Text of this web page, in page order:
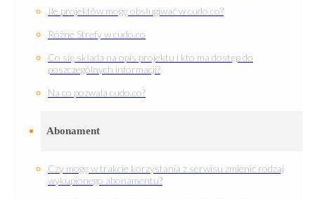
Ile projektów mogę obsługiwać w cudo.co?
Różne Strefy w cudo.co
Co się składa na opis projektu i kto ma dostęp do
poszczególnych informacji?
Na co pozwala cudo.co?
Abonament
Czy mogę w trakcie korzystania z serwisu zmienić rodzaj
wykupionego abonamentu?